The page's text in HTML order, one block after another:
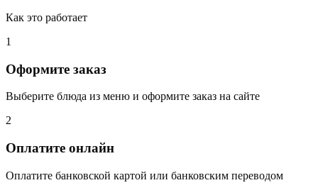
Как это работает
1
Оформите заказ
Выберите блюда из меню и оформите заказ на сайте
2
Оплатите онлайн
Оплатите банковской картой или банковским переводом